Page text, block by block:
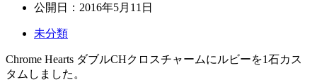
公開日： 2016年5月11日
未分類
Chrome Hearts ダブルCHクロスチャームにルビーを1石カス
タムしました。